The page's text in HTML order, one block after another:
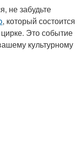
не забудьте
, который состоится
Это событие
культурному